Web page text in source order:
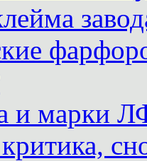
и марки